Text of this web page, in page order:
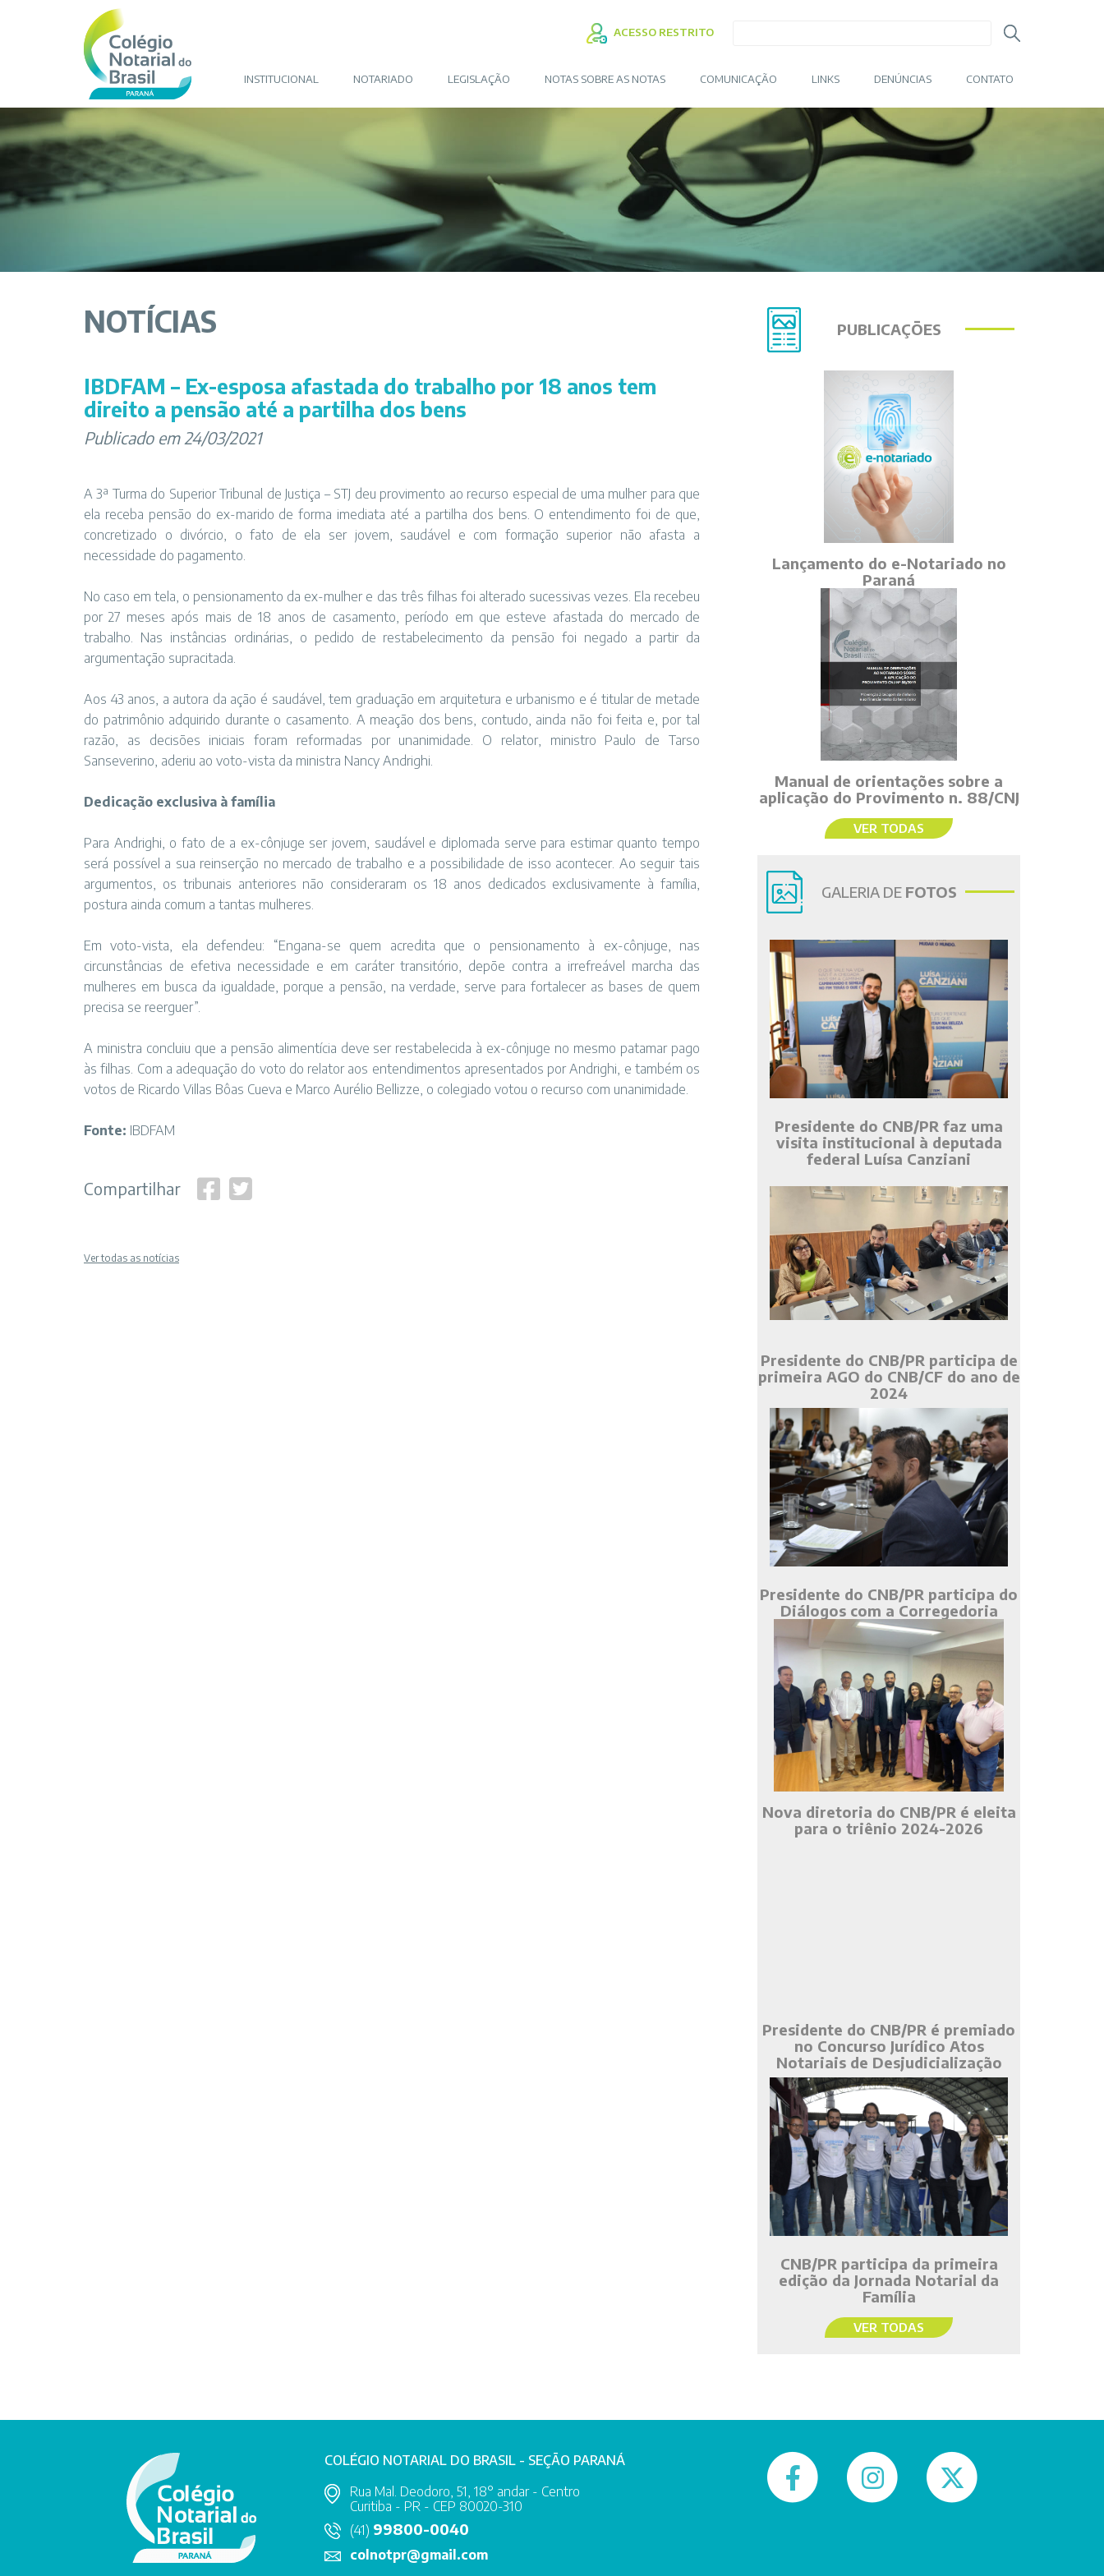
ACESSO RESTRITO
INSTITUCIONAL NOTARIADO LEGISLAÇÃO NOTAS SOBRE AS NOTAS COMUNICAÇÃO LINKS DENÚNCIAS CONTATO
NOTÍCIAS
IBDFAM – Ex-esposa afastada do trabalho por 18 anos tem
direito a pensão até a partilha dos bens
Publicado em 24/03/2021
A 3ª Turma do Superior Tribunal de Justiça – STJ deu provimento ao recurso especial de uma mulher para que
ela receba pensão do ex-marido de forma imediata até a partilha dos bens. O entendimento foi de que,
concretizado o divórcio, o fato de ela ser jovem, saudável e com formação superior não afasta a
necessidade do pagamento.
No caso em tela, o pensionamento da ex-mulher e das três filhas foi alterado sucessivas vezes. Ela recebeu
por 27 meses após mais de 18 anos de casamento, período em que esteve afastada do mercado de
trabalho. Nas instâncias ordinárias, o pedido de restabelecimento da pensão foi negado a partir da
argumentação supracitada.
Aos 43 anos, a autora da ação é saudável, tem graduação em arquitetura e urbanismo e é titular de metade
do patrimônio adquirido durante o casamento. A meação dos bens, contudo, ainda não foi feita e, por tal
razão, as decisões iniciais foram reformadas por unanimidade. O relator, ministro Paulo de Tarso
Sanseverino, aderiu ao voto-vista da ministra Nancy Andrighi.
Dedicação exclusiva à família
Para Andrighi, o fato de a ex-cônjuge ser jovem, saudável e diplomada serve para estimar quanto tempo
será possível a sua reinserção no mercado de trabalho e a possibilidade de isso acontecer. Ao seguir tais
argumentos, os tribunais anteriores não consideraram os 18 anos dedicados exclusivamente à família,
postura ainda comum a tantas mulheres.
Em voto-vista, ela defendeu: “Engana-se quem acredita que o pensionamento à ex-cônjuge, nas
circunstâncias de efetiva necessidade e em caráter transitório, depõe contra a irrefreável marcha das
mulheres em busca da igualdade, porque a pensão, na verdade, serve para fortalecer as bases de quem
precisa se reerguer”.
A ministra concluiu que a pensão alimentícia deve ser restabelecida à ex-cônjuge no mesmo patamar pago
às filhas. Com a adequação do voto do relator aos entendimentos apresentados por Andrighi, e também os
votos de Ricardo Villas Bôas Cueva e Marco Aurélio Bellizze, o colegiado votou o recurso com unanimidade.
Fonte: IBDFAM
Compartilhar
Ver todas as notícias
PUBLICAÇÕES
Lançamento do e-Notariado no
Paraná
Manual de orientações sobre a
aplicação do Provimento n. 88/CNJ
VER TODAS
GALERIA DE FOTOS
Presidente do CNB/PR faz uma
visita institucional à deputada
federal Luísa Canziani
Presidente do CNB/PR participa de
primeira AGO do CNB/CF do ano de
2024
Presidente do CNB/PR participa do
Diálogos com a Corregedoria
Nova diretoria do CNB/PR é eleita
para o triênio 2024-2026
Presidente do CNB/PR é premiado
no Concurso Jurídico Atos
Notariais de Desjudicialização
CNB/PR participa da primeira
edição da Jornada Notarial da
Família
VER TODAS
COLÉGIO NOTARIAL DO BRASIL - SEÇÃO PARANÁ
Rua Mal. Deodoro, 51, 18° andar - Centro
Curitiba - PR - CEP 80020-310
(41) 99800-0040
colnotpr@gmail.com